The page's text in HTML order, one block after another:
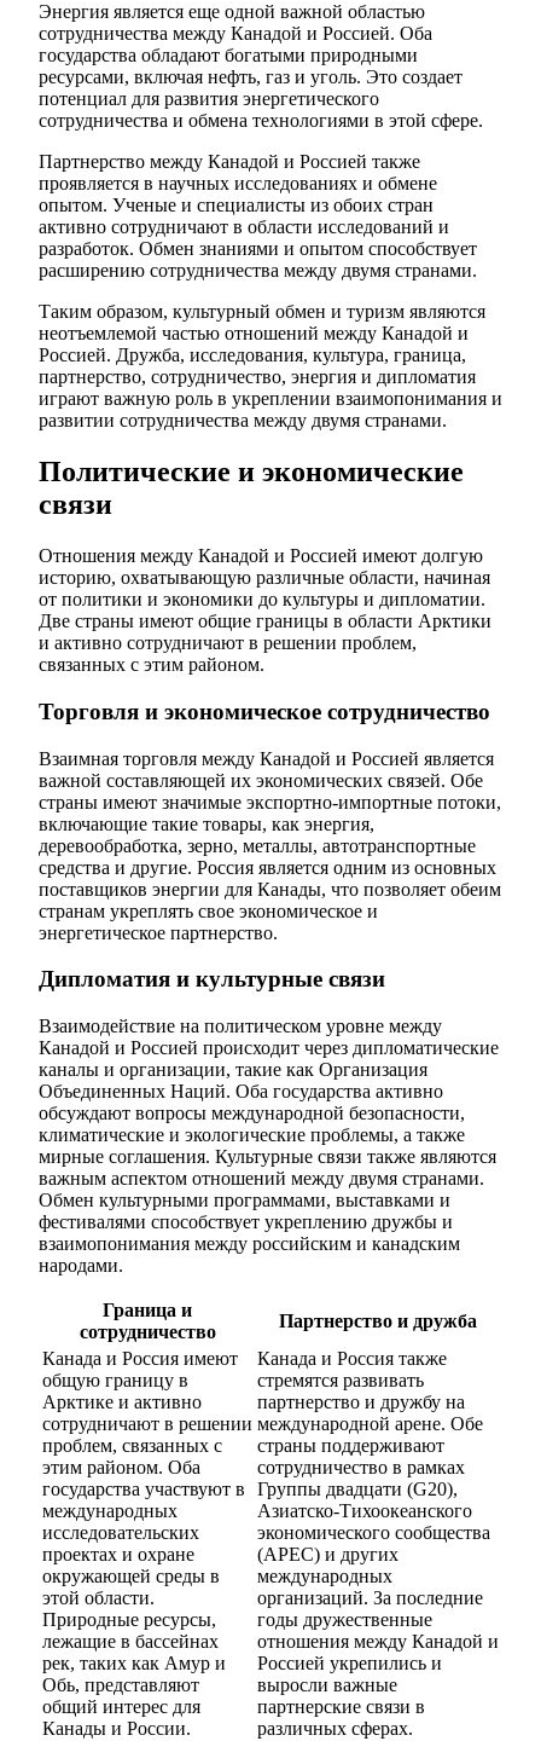
Энергия является еще одной важной областью
сотрудничества между Канадой и Россией. Оба
государства обладают богатыми природными
ресурсами, включая нефть, газ и уголь. Это создает
потенциал для развития энергетического
сотрудничества и обмена технологиями в этой сфере.
Партнерство между Канадой и Россией также
проявляется в научных исследованиях и обмене
опытом. Ученые и специалисты из обоих стран
активно сотрудничают в области исследований и
разработок. Обмен знаниями и опытом способствует
расширению сотрудничества между двумя странами.
Таким образом, культурный обмен и туризм являются
неотъемлемой частью отношений между Канадой и
Россией. Дружба, исследования, культура, граница,
партнерство, сотрудничество, энергия и дипломатия
играют важную роль в укреплении взаимопонимания и
развитии сотрудничества между двумя странами.
Политические и экономические
связи
Отношения между Канадой и Россией имеют долгую
историю, охватывающую различные области, начиная
от политики и экономики до культуры и дипломатии.
Две страны имеют общие границы в области Арктики
и активно сотрудничают в решении проблем,
связанных с этим районом.
Торговля и экономическое сотрудничество
Взаимная торговля между Канадой и Россией является
важной составляющей их экономических связей. Обе
страны имеют значимые экспортно-импортные потоки,
включающие такие товары, как энергия,
деревообработка, зерно, металлы, автотранспортные
средства и другие. Россия является одним из основных
поставщиков энергии для Канады, что позволяет обеим
странам укреплять свое экономическое и
энергетическое партнерство.
Дипломатия и культурные связи
Взаимодействие на политическом уровне между
Канадой и Россией происходит через дипломатические
каналы и организации, такие как Организация
Объединенных Наций. Оба государства активно
обсуждают вопросы международной безопасности,
климатические и экологические проблемы, а также
мирные соглашения. Культурные связи также являются
важным аспектом отношений между двумя странами.
Обмен культурными программами, выставками и
фестивалями способствует укреплению дружбы и
взаимопонимания между российским и канадским
народами.
Граница и
сотрудничество
Партнерство и дружба
Канада и Россия имеют
общую границу в
Арктике и активно
сотрудничают в решении
проблем, связанных с
этим районом. Оба
государства участвуют в
международных
исследовательских
проектах и охране
окружающей среды в
этой области.
Природные ресурсы,
лежащие в бассейнах
рек, таких как Амур и
Обь, представляют
общий интерес для
Канады и России.
Канада и Россия также
стремятся развивать
партнерство и дружбу на
международной арене. Обе
страны поддерживают
сотрудничество в рамках
Группы двадцати (G20),
Азиатско-Тихоокеанского
экономического сообщества
(APEC) и других
международных
организаций. За последние
годы дружественные
отношения между Канадой и
Россией укрепились и
выросли важные
партнерские связи в
различных сферах.